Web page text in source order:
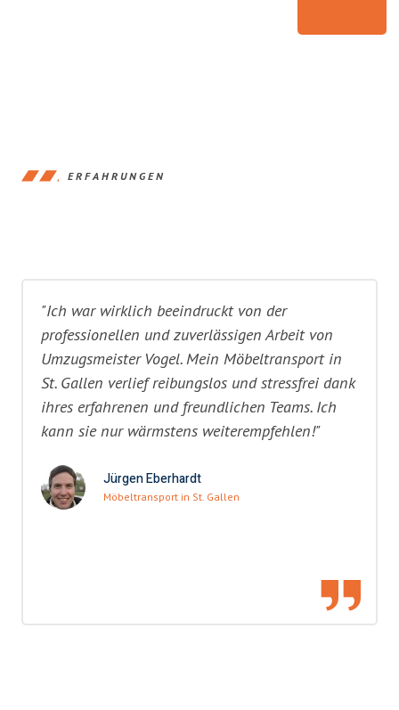
ERFAHRUNGEN
"Ich war wirklich beeindruckt von der
professionellen und zuverlässigen Arbeit von
Umzugsmeister Vogel. Mein Möbeltransport in
St. Gallen verlief reibungslos und stressfrei dank
ihres erfahrenen und freundlichen Teams. Ich
kann sie nur wärmstens weiterempfehlen!"
Jürgen Eberhardt
Möbeltransport in St. Gallen